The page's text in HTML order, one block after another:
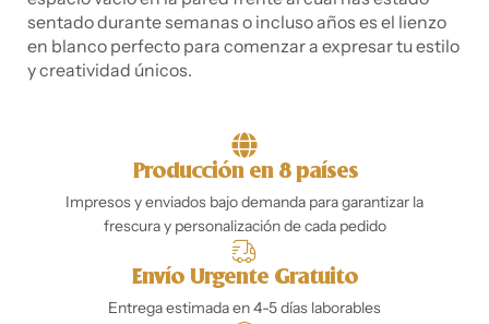
sentado durante semanas o incluso años es el lienzo
en blanco perfecto para comenzar a expresar tu estilo
y creatividad únicos.
Producción en 8 países
Impresos y enviados bajo demanda para garantizar la
frescura y personalización de cada pedido
Envío Urgente Gratuito
Entrega estimada en 4-5 días laborables